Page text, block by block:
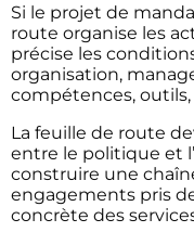
Si le projet de
route organise les
précise les
organisation,
compétences,
La feuille de route
entre le politique et
construire une
engagements pris
concrète des